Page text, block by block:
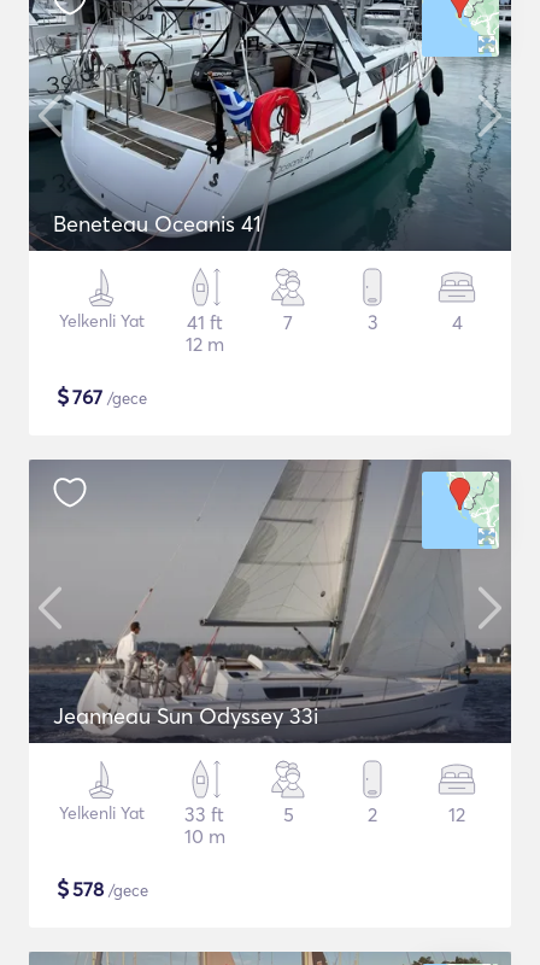
Beneteau Oceanis 41
Yelkenli Yat
41 ft
12 m
7 3 4
$767 /gece
Jeanneau Sun Odyssey 33i
Yelkenli Yat
33 ft
10 m
5 2 12
$578 /gece